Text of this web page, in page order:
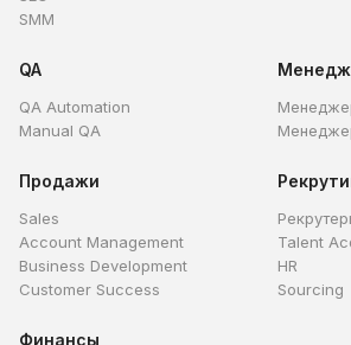
SMM
QA
QA Automation
Manual QA
Продажи
Sales
Account Management
Business Development
Customer Success
Talent
HR
Sourcing
Финансы